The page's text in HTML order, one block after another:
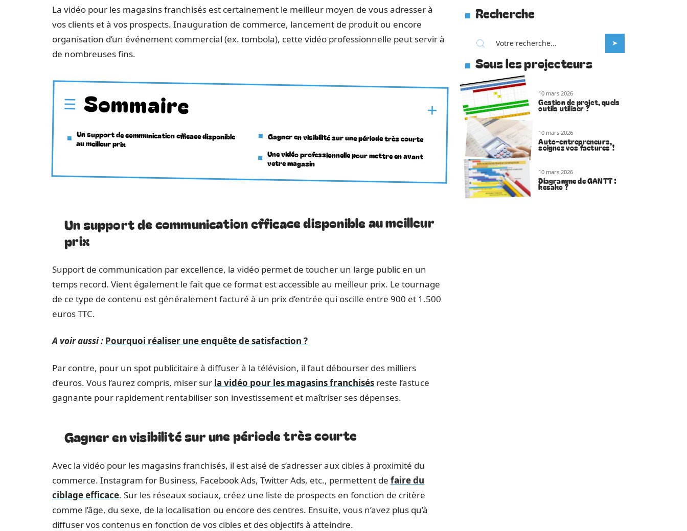
La vidéo pour les magasins franchisés est certainement le meilleur moyen de vous adresser à
vos clients et à vos prospects. Inauguration de commerce, lancement de produit ou encore
organisation d’un événement commercial (ex. tombola), cette vidéo professionnelle peut servir à
de nombreuses fins.
Sommaire
Un support de communication efficace disponible
au meilleur prix Gagner en visibilité sur une période très courte
Une vidéo professionnelle pour mettre en avant
votre magasin
Un support de communication efficace disponible au meilleur
prix
Support de communication par excellence, la vidéo permet de toucher un large public en un
temps record. Vient également le fait que ce format est accessible au meilleur prix. Le tournage
de ce type de contenu est généralement facturé à un prix d’entrée qui oscille entre 900 et 1.500
euros TTC.
A voir aussi : Pourquoi réaliser une enquête de satisfaction ?
Par contre, pour un spot publicitaire à diffuser à la télévision, il faut débourser des milliers
d’euros. Vous l’aurez compris, miser sur la vidéo pour les magasins franchisés reste l’astuce
gagnante pour rapidement rentabiliser son investissement et maîtriser ses dépenses.
Gagner en visibilité sur une période très courte
Avec la vidéo pour les magasins franchisés, il est aisé de s’adresser aux cibles à proximité du
commerce. Instagram for Business, Facebook Ads, Twitter Ads, etc., permettent de faire du
ciblage efficace. Sur les réseaux sociaux, créez une liste de prospects en fonction de critère
comme l’âge, du sexe, de la localisation ou encore des centres. Ensuite, vous n’avez plus qu’à
diffuser vos contenus en fonction de vos cibles et des objectifs à atteindre.
Recherche
Sous les projecteurs
10 mars 2026
Gestion de projet, quels
outils utiliser ?
10 mars 2026
Auto-entrepreneurs,
soignez vos factures !
10 mars 2026
Diagramme de GANTT :
kesako ?